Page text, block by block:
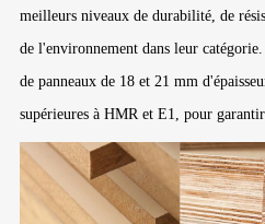
meilleurs niveaux de durabilité, de
de l'environnement dans leur
de panneaux de 18 et 21 mm
supérieures à HMR et E1, pour